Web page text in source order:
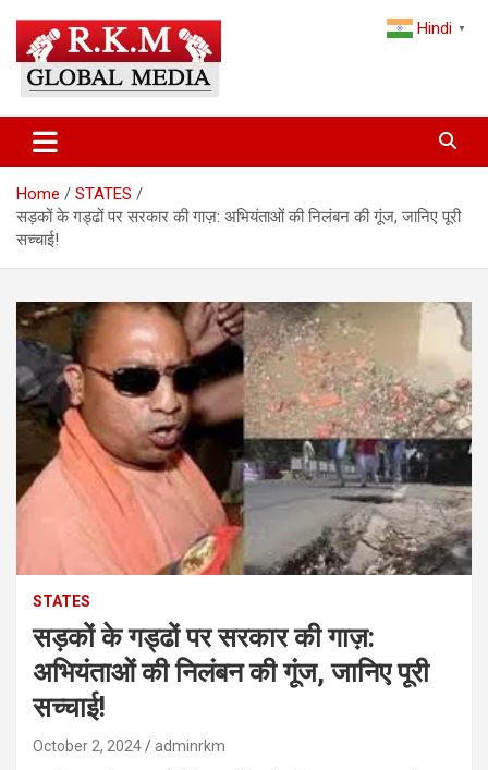
content
Latest Hindi News & Breaking
News – RKM Global Media
and the World
Home
STATES
सड़कों के गड्ढों पर सरकार की गाज़: अभियंताओं की निलंबन की गूंज, जानिए पूरी
सच्चाई!
STATES
सड़कों के गड्ढों पर सरकार की गाज़:
अभियंताओं की निलंबन की गूंज, जानिए पूरी
सच्चाई!
October 2, 2024 adminrkm
Hindi ▼